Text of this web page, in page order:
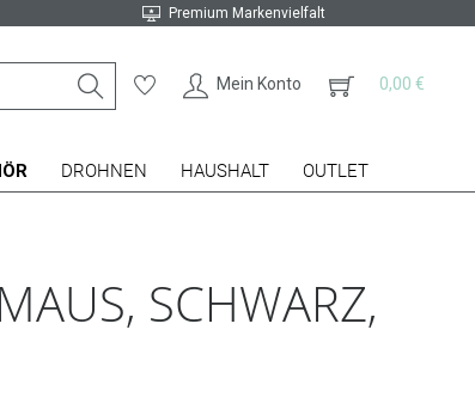
Premium Markenvielfalt
Mein Konto 0,00 €
DROHNEN HAUSHALT OUTLET
SCHWARZ,